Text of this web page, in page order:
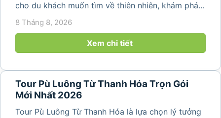
cho du khách muốn tìm về thiên nhiên, khám phá
bản làng và tận hưởng không gian nghỉ dưỡng yên
8 Tháng 8, 2026
Xem chi tiết
Tour Pù Luông Từ Thanh Hóa Trọn Gói
Mới Nhất 2026
Tour Pù Luông Từ Thanh Hóa là lựa chọn lý tưởng